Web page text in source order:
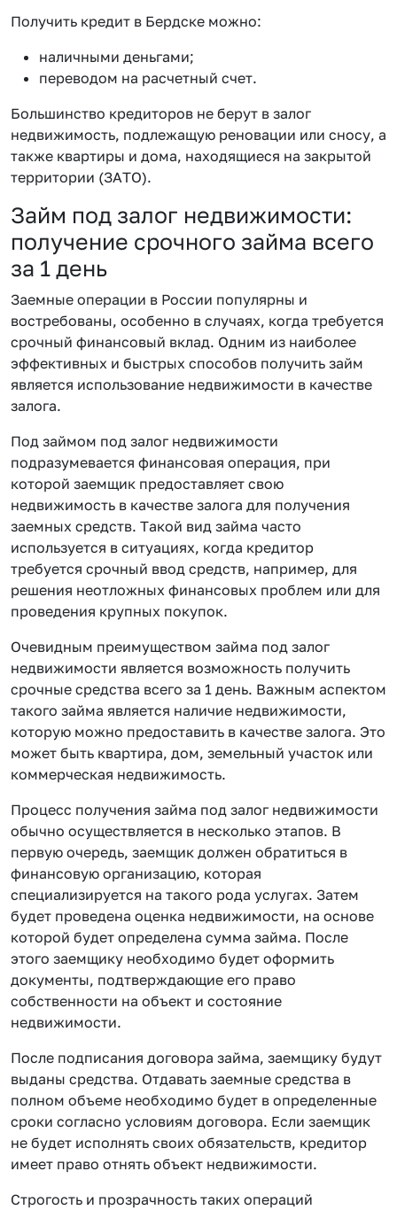
Получить кредит в Бердске можно:
наличными деньгами;
переводом на расчетный счет.
Большинство кредиторов не берут в залог
недвижимость, подлежащую реновации или сносу, а
также квартиры и дома, находящиеся на закрытой
территории (ЗАТО).
Займ под залог недвижимости:
получение срочного займа всего
за 1 день
Заемные операции в России популярны и
востребованы, особенно в случаях, когда требуется
срочный финансовый вклад. Одним из наиболее
эффективных и быстрых способов получить займ
является использование недвижимости в качестве
залога.
Под займом под залог недвижимости
подразумевается финансовая операция, при
которой заемщик предоставляет свою
недвижимость в качестве залога для получения
заемных средств. Такой вид займа часто
используется в ситуациях, когда кредитор
требуется срочный ввод средств, например, для
решения неотложных финансовых проблем или для
проведения крупных покупок.
Очевидным преимуществом займа под залог
недвижимости является возможность получить
срочные средства всего за 1 день. Важным аспектом
такого займа является наличие недвижимости,
которую можно предоставить в качестве залога. Это
может быть квартира, дом, земельный участок или
коммерческая недвижимость.
Процесс получения займа под залог недвижимости
обычно осуществляется в несколько этапов. В
первую очередь, заемщик должен обратиться в
финансовую организацию, которая
специализируется на такого рода услугах. Затем
будет проведена оценка недвижимости, на основе
которой будет определена сумма займа. После
этого заемщику необходимо будет оформить
документы, подтверждающие его право
собственности на объект и состояние
недвижимости.
После подписания договора займа, заемщику будут
выданы средства. Отдавать заемные средства в
полном объеме необходимо будет в определенные
сроки согласно условиям договора. Если заемщик
не будет исполнять своих обязательств, кредитор
имеет право отнять объект недвижимости.
Строгость и прозрачность таких операций